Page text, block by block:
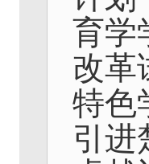
育学
改革
特色
引进